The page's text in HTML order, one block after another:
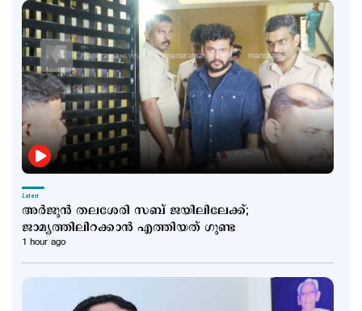
Latest
അര്‍ജുന്‍ തലശേരി സബ് ജയിലിലേക്ക്;
ജാമ്യത്തിലിറക്കാൻ എത്തിയത് ഗുണ്ട
1 hour ago